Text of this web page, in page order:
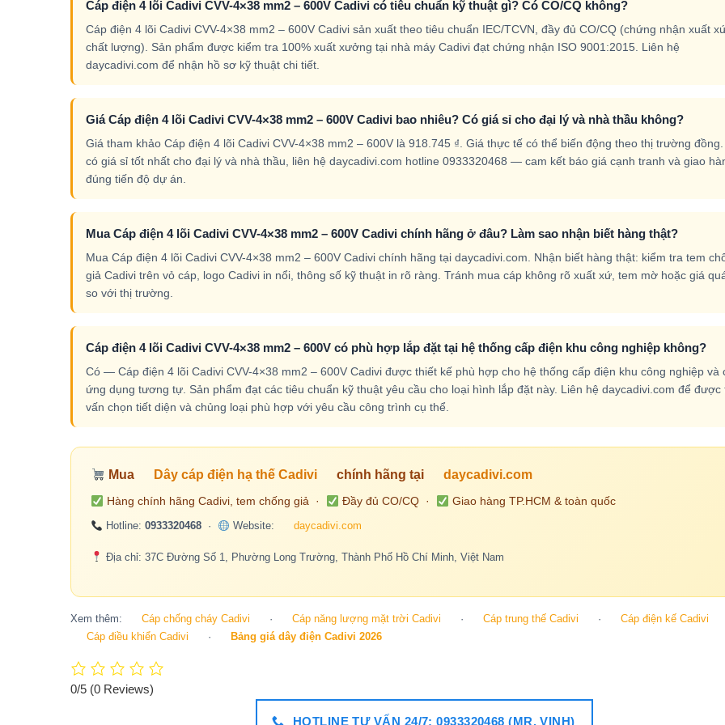
Cáp điện 4 lõi Cadivi CVV-4×38 mm2 – 600V Cadivi có tiêu chuẩn kỹ thuật gì? Có CO/CQ không?
Cáp điện 4 lõi Cadivi CVV-4×38 mm2 – 600V Cadivi sản xuất theo tiêu chuẩn IEC/TCVN, đầy đủ CO/CQ (chứng nhận xuất
chất lượng). Sản phẩm được kiểm tra 100% xuất xưởng tại nhà máy Cadivi đạt chứng nhận ISO 9001:2015. Liên hệ
daycadivi.com để nhận hồ sơ kỹ thuật chi tiết.
Giá Cáp điện 4 lõi Cadivi CVV-4×38 mm2 – 600V Cadivi bao nhiêu? Có giá sỉ cho đại lý và nhà thầu không?
Giá tham khảo Cáp điện 4 lõi Cadivi CVV-4×38 mm2 – 600V là 918.745 ₫. Giá thực tế có thể biến động theo thị trường
có giá sỉ tốt nhất cho đại lý và nhà thầu, liên hệ daycadivi.com hotline 0933320468 — cam kết báo giá cạnh tranh và giao
đúng tiến độ dự án.
Mua Cáp điện 4 lõi Cadivi CVV-4×38 mm2 – 600V Cadivi chính hãng ở đâu? Làm sao nhận biết hàng thật?
Mua Cáp điện 4 lõi Cadivi CVV-4×38 mm2 – 600V Cadivi chính hãng tại daycadivi.com. Nhận biết hàng thật: kiểm tra tem
giả Cadivi trên vỏ cáp, logo Cadivi in nổi, thông số kỹ thuật in rõ ràng. Tránh mua cáp không rõ xuất xứ, tem mờ hoặc giá
so với thị trường.
Cáp điện 4 lõi Cadivi CVV-4×38 mm2 – 600V có phù hợp lắp đặt tại hệ thống cấp điện khu công nghiệp không?
Có — Cáp điện 4 lõi Cadivi CVV-4×38 mm2 – 600V Cadivi được thiết kế phù hợp cho hệ thống cấp điện khu công nghiệp và
ứng dụng tương tự. Sản phẩm đạt các tiêu chuẩn kỹ thuật yêu cầu cho loại hình lắp đặt này. Liên hệ daycadivi.com để được
vấn chọn tiết diện và chủng loại phù hợp với yêu cầu công trình cụ thể.
Mua Dây cáp điện hạ thế Cadivi chính hãng tại daycadivi.com
Hàng chính hãng Cadivi, tem chống giả · Đầy đủ CO/CQ · Giao hàng TP.HCM & toàn quốc
Hotline: 0933320468· Website: daycadivi.com
Địa chỉ: 37C Đường Số 1, Phường Long Trường, Thành Phố Hồ Chí Minh, Việt Nam
Xem thêm: Cáp chống cháy Cadivi · Cáp năng lượng mặt trời Cadivi · Cáp trung thế Cadivi · Cáp điện kế Cadivi
Cáp điều khiển Cadivi
· Bảng giá dây điện Cadivi 2026
0/5 (0 Reviews)
HOTLINE TƯ VẤN 24/7: 0933320468 (MR. VINH)